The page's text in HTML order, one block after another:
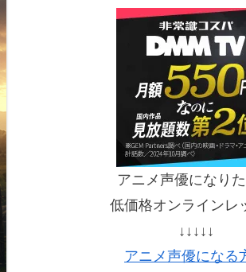
アニメ声優になりた
低価格オンラインレ
↓↓↓↓↓
アニメ声優になる